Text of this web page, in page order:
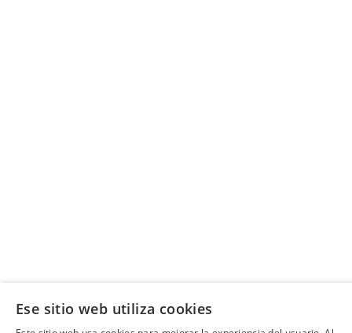
Ese sitio web utiliza cookies